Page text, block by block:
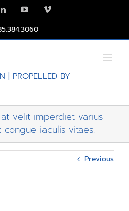
LinkedInYouTubeVimeo
| PROPELLED BY
velit imperdiet varius
iaculis vitaes.
Previous